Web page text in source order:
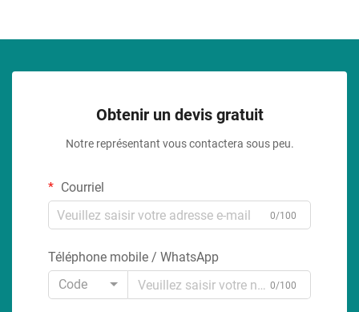
Obtenir un devis gratuit
Notre représentant vous contactera sous peu.
Courriel
0/100
Téléphone mobile / WhatsApp
Code
0/100